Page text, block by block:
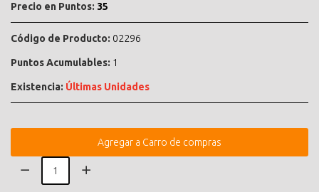
Precio en Puntos: 35
Código de Producto: 02296
Puntos Acumulables: 1
Existencia: Últimas Unidades
Agregar a Carro de compras